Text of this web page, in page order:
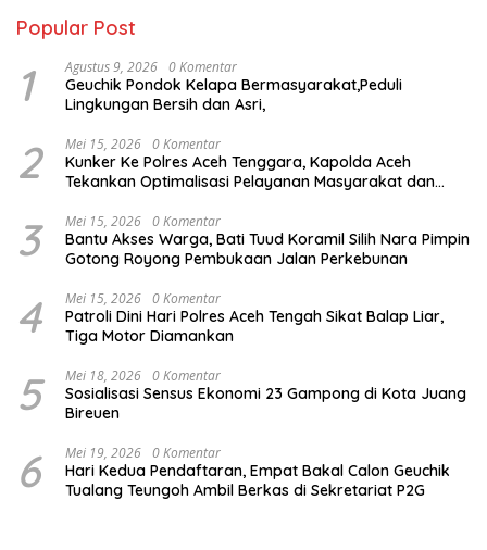
Popular Post
1 Agustus 9, 2026 0 Komentar
Geuchik Pondok Kelapa Bermasyarakat,Peduli
Lingkungan Bersih dan Asri,
2 Mei 15, 2026 0 Komentar
Kunker Ke Polres Aceh Tenggara, Kapolda Aceh
Tekankan Optimalisasi Pelayanan Masyarakat dan
3 Mei 15, 2026 0 Komentar
Bantu Akses Warga, Bati Tuud Koramil Silih Nara Pimpin
Gotong Royong Pembukaan Jalan Perkebunan
4 Mei 15, 2026 0 Komentar
Patroli Dini Hari Polres Aceh Tengah Sikat Balap Liar,
Tiga Motor Diamankan
5 Mei 18, 2026 0 Komentar
Sosialisasi Sensus Ekonomi 23 Gampong di Kota Juang
Bireuen
6 Mei 19, 2026 0 Komentar
Hari Kedua Pendaftaran, Empat Bakal Calon Geuchik
Tualang Teungoh Ambil Berkas di Sekretariat P2G